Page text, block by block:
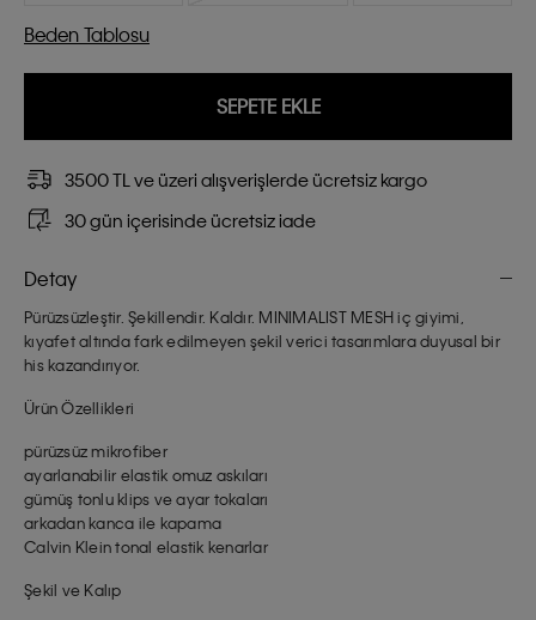
Beden Tablosu
SEPETE EKLE
3500 TL ve üzeri alışverişlerde ücretsiz kargo
30 gün içerisinde ücretsiz iade
Detay
Pürüzsüzleştir. Şekillendir. Kaldır. MINIMALIST MESH iç giyimi,
kıyafet altında fark edilmeyen şekil verici tasarımlara duyusal bir
his kazandırıyor.
Ürün Özellikleri
pürüzsüz mikrofiber
ayarlanabilir elastik omuz askıları
gümüş tonlu klips ve ayar tokaları
arkadan kanca ile kapama
Calvin Klein tonal elastik kenarlar
Şekil ve Kalıp